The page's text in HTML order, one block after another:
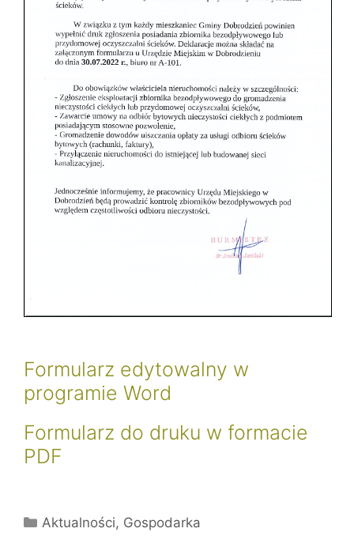
Formularz edytowalny w
programie Word
Formularz do druku w formacie
PDF
Kategorie
Aktualności, Gospodarka